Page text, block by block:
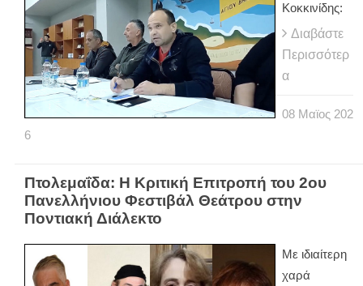
Κοκκινίδης:
Διαβάστε
Περισσότερ
α
08 Μαϊος 202
6
Πτολεμαΐδα: Η Κριτική Επιτροπή του 2ου
Πανελλήνιου Φεστιβάλ Θεάτρου στην
Ποντιακή Διάλεκτο
Με ιδιαίτερη
χαρά